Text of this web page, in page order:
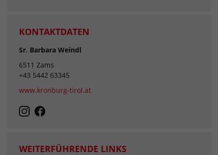
KONTAKTDATEN
Sr. Barbara Weindl
6511 Zams
+43 5442 63345
www.kronburg-tirol.at
WEITERFÜHRENDE LINKS